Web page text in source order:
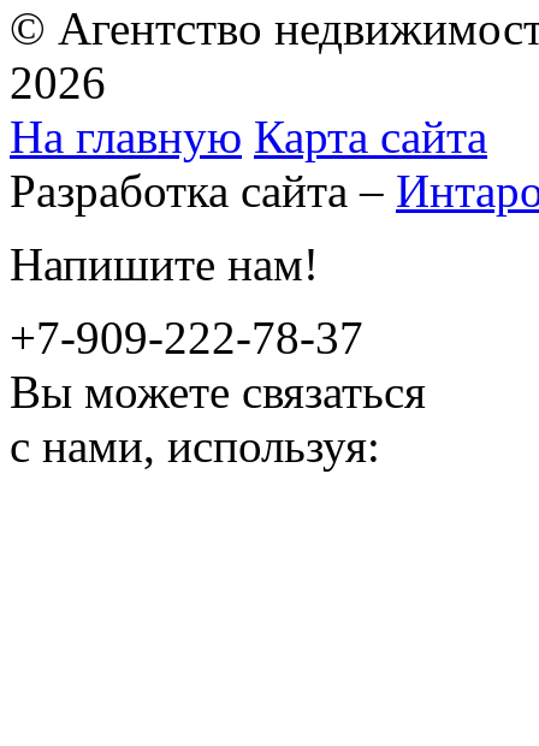
© Агентство
2026
На главную Карта сайта
Разработка сайта –
Напишите нам!
+7-909-222-78-37
Вы можете связаться
с нами, используя: